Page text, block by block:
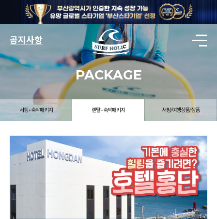
공지사항
PACKAGE
서핑+숙박패키지 렌탈+숙박패키지 서핑/여행상품/상품